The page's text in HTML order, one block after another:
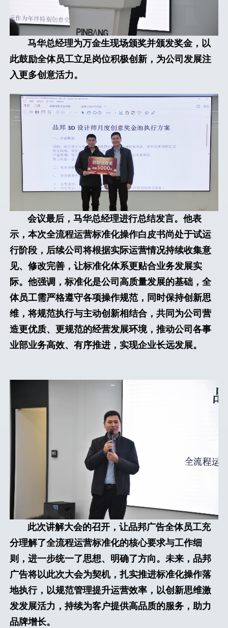
马华总经理为万金生现场颁奖并颁发奖金，以
此鼓励全体员工立足岗位积极创新，为公司发展注
入更多创意活力。
会议最后，马华总经理进行总结发言。他表
示，本次全流程运营标准化操作白皮书尚处于试运
行阶段，后续公司将根据实际运营情况持续收集意
见、修改完善，让标准化体系更贴合业务发展实
际。他强调，标准化是公司高质量发展的基础，全
体员工需严格遵守各项操作规范，同时保持创新思
维，将规范执行与主动创新相结合，共同为公司营
造更优质、更规范的经营发展环境，推动公司各事
业部业务高效、有序推进，实现企业长远发展。
此次讲解大会的召开，让品邦广告全体员工充
分理解了全流程运营标准化的核心要求与工作细
则，进一步统一了思想、明确了方向。未来，品邦
广告将以此次大会为契机，扎实推进标准化操作落
地执行，以规范管理提升运营效率，以创新思维激
发发展活力，持续为客户提供高品质的服务，助力
品牌增长。